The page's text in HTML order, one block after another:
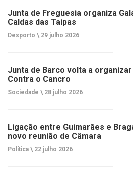
Junta de Freguesia organiza
Caldas das Taipas
Desporto \ 29 julho 2026
Junta de Barco volta a
Contra o Cancro
Sociedade \ 28 julho 2026
Ligação entre Guimarães e
novo reunião de Câmara
Política \ 22 julho 2026